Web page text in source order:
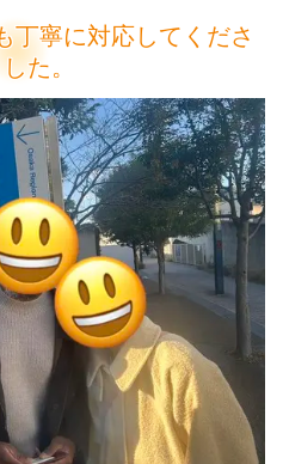
丁寧に対応してくださ
た。